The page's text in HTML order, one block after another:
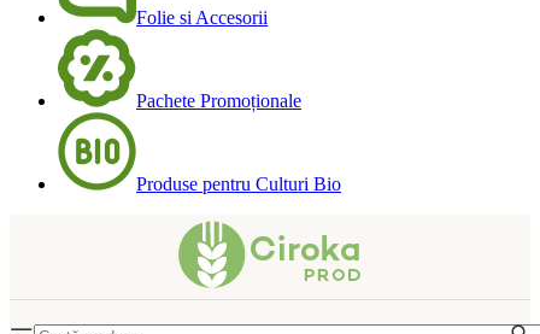
Folie si Accesorii
Pachete Promoționale
Produse pentru Culturi Bio